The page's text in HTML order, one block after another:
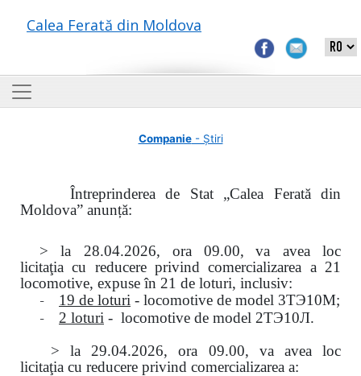
Calea Ferată din Moldova
Companie- Știri
Întreprinderea de Stat „Calea Ferată din
Moldova” anunță:
> la 28.04.2026, ora 09.00,
va avea loc
licitaţiacu reducere privind comercializarea a 21
locomotive, expuse în 21 de loturi, inclusiv:
- 19 de loturi - locomotive de model 3ТЭ10М;
- 2 loturi - locomotive de model 2ТЭ10Л.
> la 29.04.2026, ora 09.00, va avea loc
licitaţia cu reducere privind comercializarea a: